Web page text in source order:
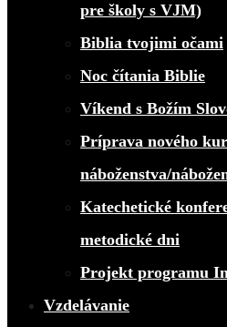
pre školy s VJM)
Biblia tvojimi očami
Noc čítania Biblie
Víkend s Božím
Príprava nového
náboženstva/
Katechetické
metodické dni
Projekt programu
Vzdelávanie